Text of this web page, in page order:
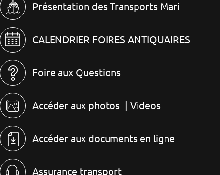
Présentation des Transports Mari
CALENDRIER FOIRES ANTIQUAIRES
Foire aux Questions
Accéder aux photos | Videos
Accéder aux documents en ligne
Assurance transport